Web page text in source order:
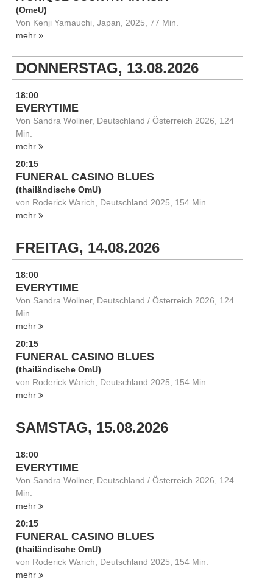
(OmeU)
Von Kenji Yamauchi, Japan, 2025, 77 Min.
mehr
DONNERSTAG, 13.08.2026
18:00
EVERYTIME
Von Sandra Wollner, Deutschland / Österreich 2026, 124
Min.
mehr
20:15
FUNERAL CASINO BLUES
(thailändische OmU)
von Roderick Warich, Deutschland 2025, 154 Min.
mehr
FREITAG, 14.08.2026
18:00
EVERYTIME
Von Sandra Wollner, Deutschland / Österreich 2026, 124
Min.
mehr
20:15
FUNERAL CASINO BLUES
(thailändische OmU)
von Roderick Warich, Deutschland 2025, 154 Min.
mehr
SAMSTAG, 15.08.2026
18:00
EVERYTIME
Von Sandra Wollner, Deutschland / Österreich 2026, 124
Min.
mehr
20:15
FUNERAL CASINO BLUES
(thailändische OmU)
von Roderick Warich, Deutschland 2025, 154 Min.
mehr